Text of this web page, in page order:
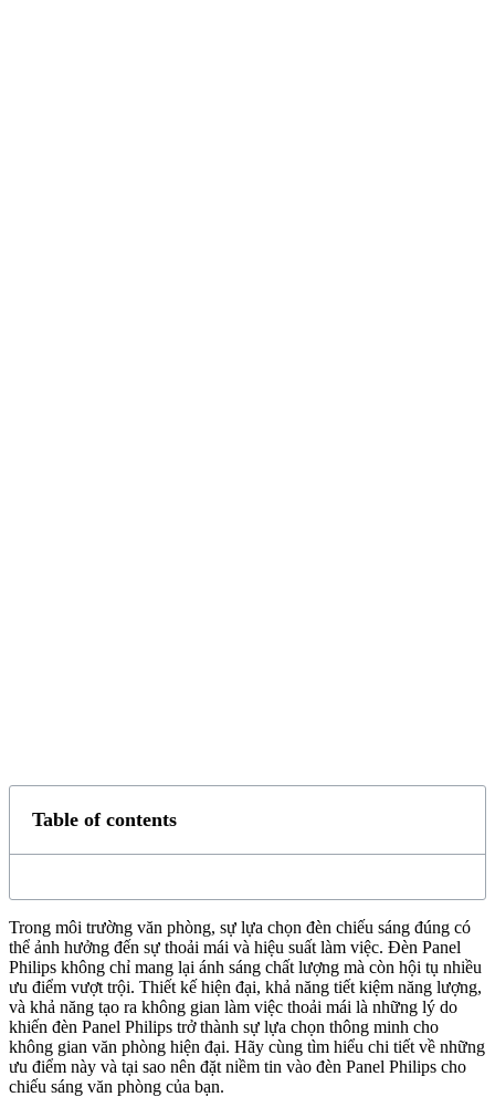
Table of contents
Trong môi trường văn phòng, sự lựa chọn đèn chiếu sáng đúng có
thể ảnh hưởng đến sự thoải mái và hiệu suất làm việc. Đèn Panel
Philips không chỉ mang lại ánh sáng chất lượng mà còn hội tụ nhiều
ưu điểm vượt trội. Thiết kế hiện đại, khả năng tiết kiệm năng lượng,
và khả năng tạo ra không gian làm việc thoải mái là những lý do
khiến đèn Panel Philips trở thành sự lựa chọn thông minh cho
không gian văn phòng hiện đại. Hãy cùng tìm hiểu chi tiết về những
ưu điểm này và tại sao nên đặt niềm tin vào đèn Panel Philips cho
chiếu sáng văn phòng của bạn.